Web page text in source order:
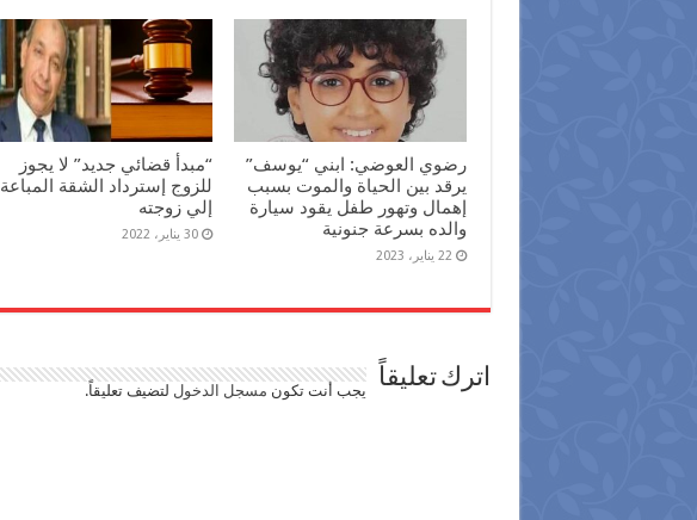
رضوي العوضي: ابني “يوسف”
يرقد بين الحياة والموت بسبب
إهمال وتهور طفل يقود سيارة
والده بسرعة جنونية
22 يناير، 2023
“مبدأ قضائي جديد” لا يجوز
للزوج إسترداد الشقة المباعة
إلي زوجته
30 يناير، 2022
اترك تعليقاً يجب أنت تكون مسجل الدخول لتضيف تعليقاً.